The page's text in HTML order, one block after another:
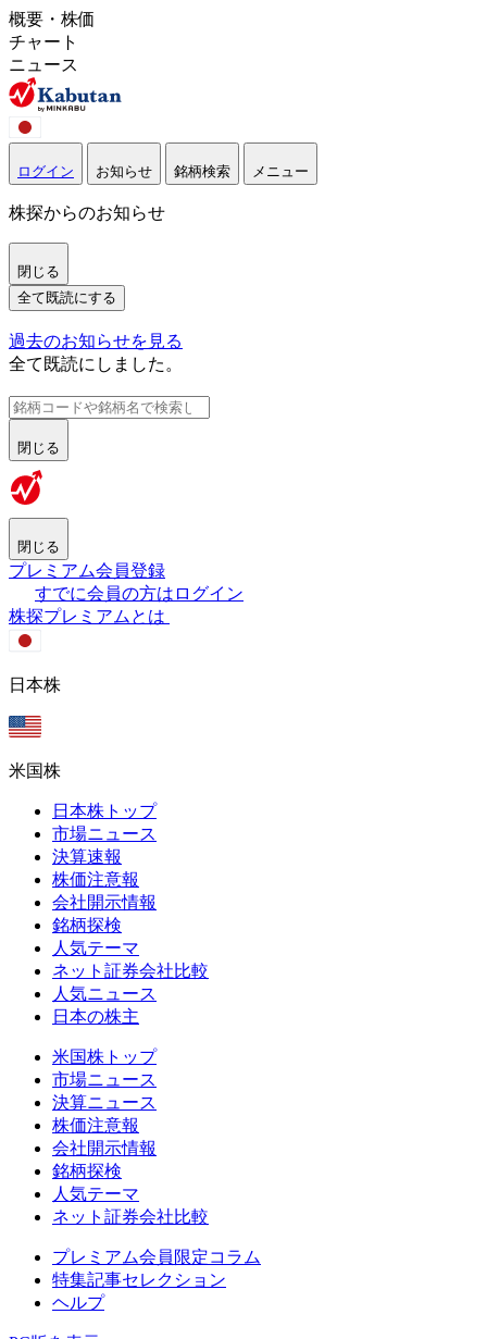
概要・株価
チャート
ニュース
ログイン お知らせ 銘柄検索 メニュー
株探からのお知らせ
閉じる
全て既読にする
過去のお知らせを見る
全て既読にしました。
閉じる
閉じる
プレミアム会員登録
すでに会員の方はログイン
株探プレミアムとは
日本株
米国株
日本株トップ
市場ニュース
決算速報
株価注意報
会社開示情報
銘柄探検
人気テーマ
ネット証券会社比較
人気ニュース
日本の株主
米国株トップ
市場ニュース
決算ニュース
株価注意報
会社開示情報
銘柄探検
人気テーマ
ネット証券会社比較
プレミアム会員限定コラム
特集記事セレクション
ヘルプ